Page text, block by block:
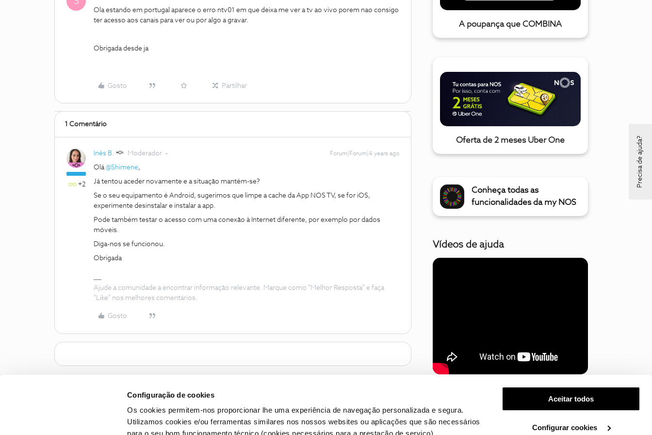
Configuração de cookies
Os cookies permitem-nos proporcionar lhe uma experiência de navegação personalizada e segura.
Utilizamos cookies e/ou ferramentas similares nos nossos websites ou aplicações que são necessários
Aceitar todos
Configurar cookies
Ola estando em portugal aparece o erro ntv01 em que deixa me ver a tv ao vivo porem nao consigo
ter acesso aos canais para ver ou por algo a gravar.
Obrigada desde ja
Gosto Partilhar
1 Comentário
+2
Inês B. Moderador Forum|Forum|4 years ago
Olá@Shimene,
Já tentou aceder novamente e a situação mantém-se?
Se o seu equipamento é Android, sugerimos que limpe a cache da App NOS TV, se for iOS,
experimente desinstalar e instalar a app.
Pode também testar o acesso com uma conexão à Internet diferente, por exemplo por dados
móveis.
Diga-nos se funcionou.
Obrigada
Ajude a comunidade a encontrar informação relevante. Marque como "Melhor Resposta" e faça
"Like" nos melhores comentários.
Gosto
A poupança que COMBINA
Oferta de 2 meses Uber One
Conheça todas as
funcionalidades da my NOS
Vídeos de ajuda
Precisa de ajuda?